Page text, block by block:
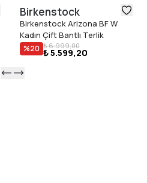
Birkenstock
Birkenstock Arizona BF W
Kadın Çift Bantlı Terlik
%20 ₺ 6.999,00
₺ 5.599,20